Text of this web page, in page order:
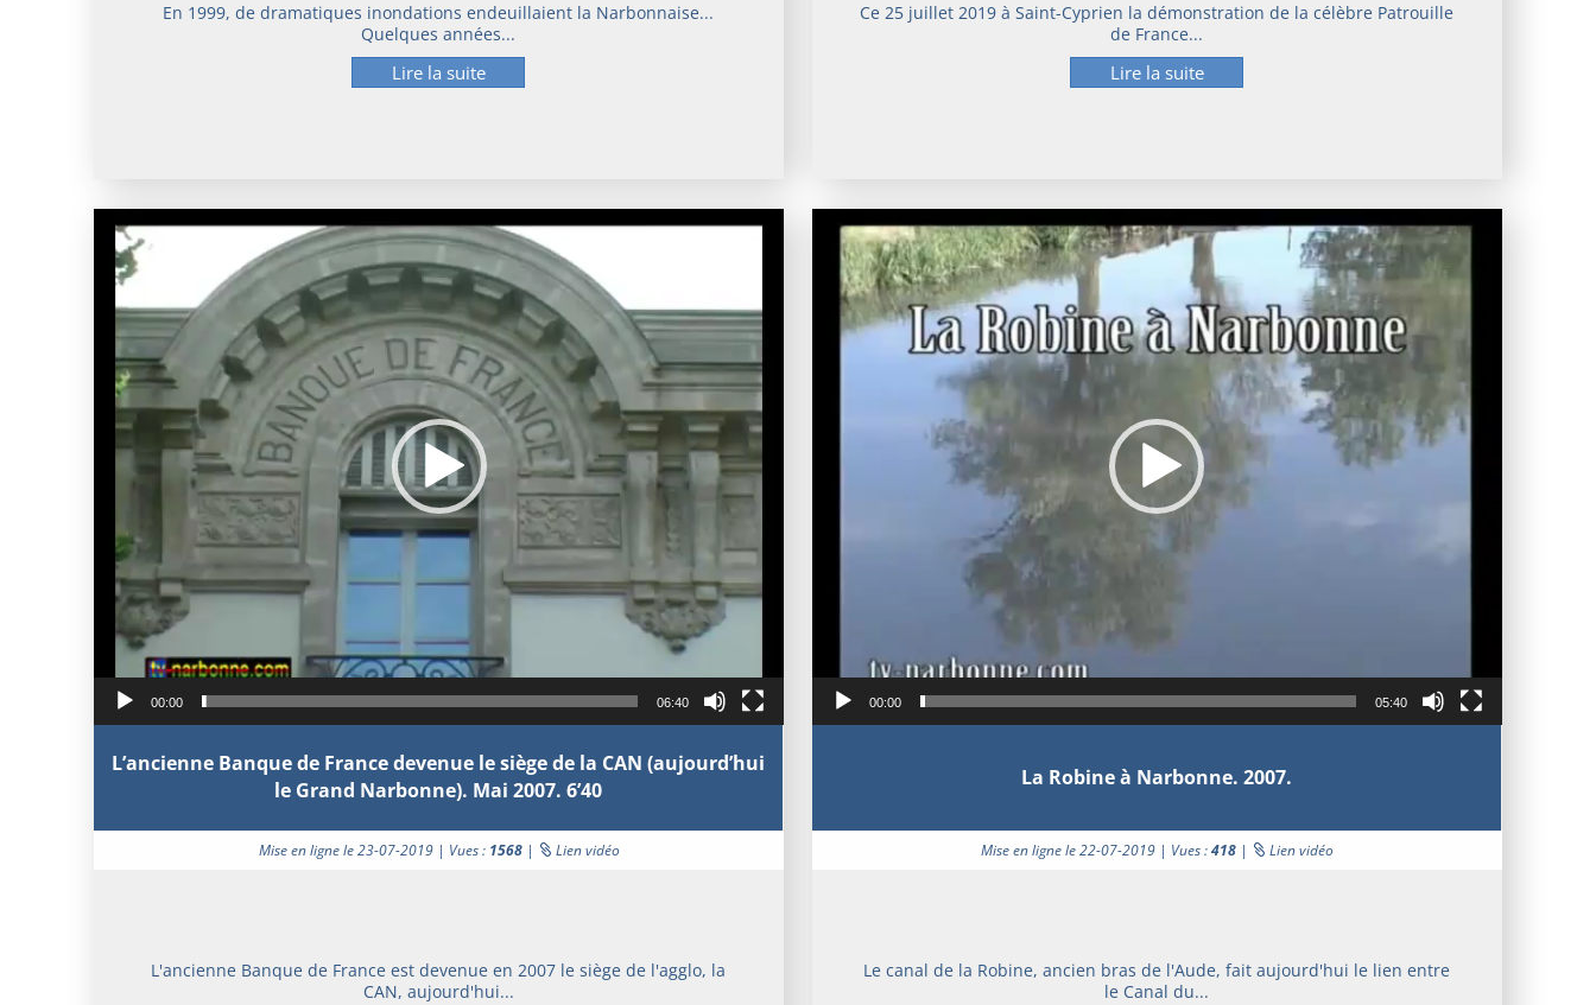
En 1999, de dramatiques inondations endeuillaient la Narbonnaise...
Quelques années...
Lire la suite
Ce 25 juillet 2019 à Saint-Cyprien la démonstration de la célèbre Patrouille
de France...
Lire la suite
Lecteur
vidéo
00:00 06:40
L’ancienne Banque de France devenue le siège de la CAN (aujourd’hui
le Grand Narbonne). Mai 2007. 6’40
Mise en ligne le 23-07-2019 | Vues : 1568| Lien vidéo
L'ancienne Banque de France est devenue en 2007 le siège de l'agglo, la
CAN, aujourd'hui...
Lecteur
vidéo
00:00 05:40
La Robine à Narbonne. 2007.
Mise en ligne le 22-07-2019 | Vues :418| Lien vidéo
Le canal de la Robine, ancien bras de l'Aude, fait aujourd'hui le lien entre
le Canal du...